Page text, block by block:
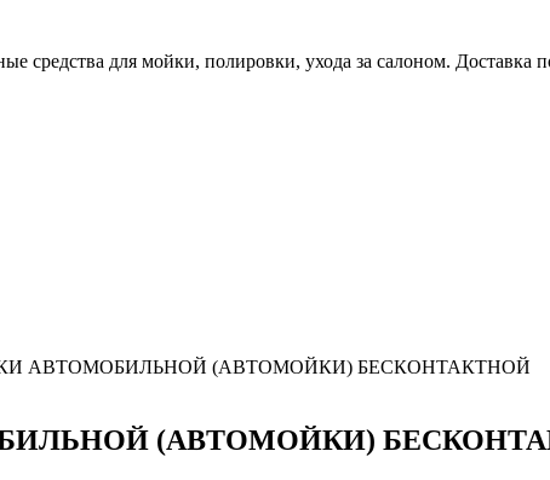
средства для мойки, полировки, ухода за салоном. Доставка
АВТОМОБИЛЬНОЙ (АВТОМОЙКИ) БЕСКОНТАКТНОЙ
(АВТОМОЙКИ)